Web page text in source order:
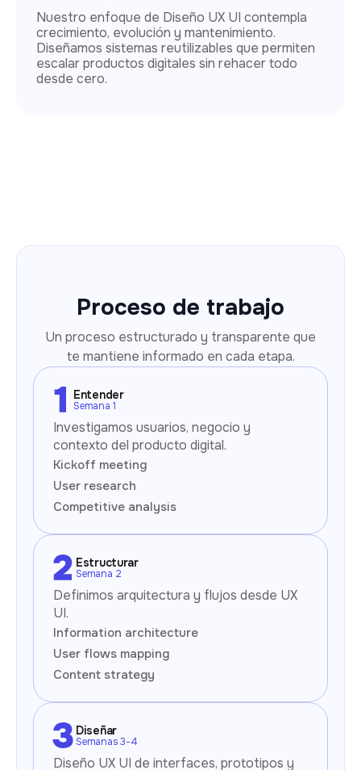
Nuestro enfoque de Diseño UX UI contempla
crecimiento, evolución y mantenimiento.
Diseñamos sistemas reutilizables que permiten
escalar productos digitales sin rehacer todo
desde cero.
Proceso de trabajo
Un proceso estructurado y transparente que
te mantiene informado en cada etapa.
Entender
Semana 1
Investigamos usuarios, negocio y
contexto del producto digital.
Kickoff meeting
User research
Competitive analysis
Estructurar
Semana 2
Definimos arquitectura y flujos desde UX
UI.
Information architecture
User flows mapping
Content strategy
Diseñar
Semanas 3-4
Diseño UX UI de interfaces, prototipos y